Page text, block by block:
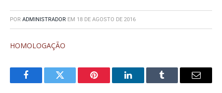
POR ADMINISTRADOR EM 18 DE AGOSTO DE 2016
HOMOLOGAÇÃO
FacebookTwitter Pinterest O
Tumblr
E-